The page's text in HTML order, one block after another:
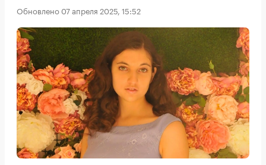
Обновлено 07 апреля 2025, 15:52